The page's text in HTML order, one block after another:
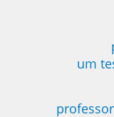
um